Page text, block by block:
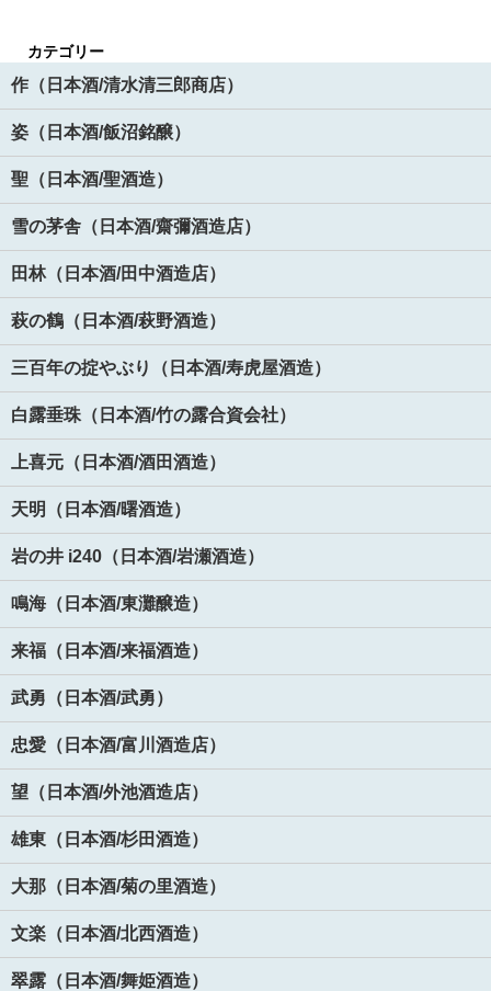
カテゴリー
作（日本酒/清水清三郎商店）
姿（日本酒/飯沼銘醸）
聖（日本酒/聖酒造）
雪の茅舎（日本酒/齋彌酒造店）
田林（日本酒/田中酒造店）
萩の鶴（日本酒/萩野酒造）
三百年の掟やぶり（日本酒/寿虎屋酒造）
白露垂珠（日本酒/竹の露合資会社）
上喜元（日本酒/酒田酒造）
天明（日本酒/曙酒造）
岩の井 i240（日本酒/岩瀬酒造）
鳴海（日本酒/東灘醸造）
来福（日本酒/来福酒造）
武勇（日本酒/武勇）
忠愛（日本酒/富川酒造店）
望（日本酒/外池酒造店）
雄東（日本酒/杉田酒造）
大那（日本酒/菊の里酒造）
文楽（日本酒/北西酒造）
翠露（日本酒/舞姫酒造）